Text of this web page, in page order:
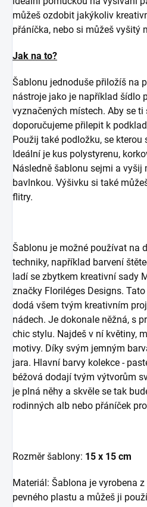
můžeš ozdobit jakýkoliv
přáníčka, nebo si můžeš vyšitý
Jak na to?
Šablonu jednoduše přiložíš na
nástroje jako je například šídlo
vyznačených místech. Aby se
doporučujeme přilepit k
Použij také podložku, se
Ideální je kus polystyrenu,
Následně šablonu sejmi a
bavlnkou. Výšivku si také
flitry.
Šablonu je možné používat na
techniky, například barvení
ladí se zbytkem kreativní sady
značky Floriléges Designs.
dodá všem tvým kreativním
nádech. Je dokonale něžná, s
chic stylu. Najdeš v ní květiny,
motivy. Díky svým jemným
jara. Hlavní barvy kolekce -
béžová dodají tvým výtvorům
je plná něhy a skvěle se tak
rodinných alb nebo přáníček
Rozměr šablony: 15 x 15 cm
Materiál: Šablona je vyrobena
pevného plastu a můžeš ji